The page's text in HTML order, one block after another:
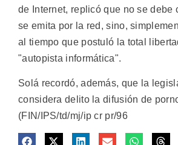
de Internet, replicó que no se debe
se emita por la red, sino,
al tiempo que postuló la total
"autopista informática".
Solá recordó, además, que la
considera delito la difusión de
(FIN/IPS/td/mj/ip cr pr/96